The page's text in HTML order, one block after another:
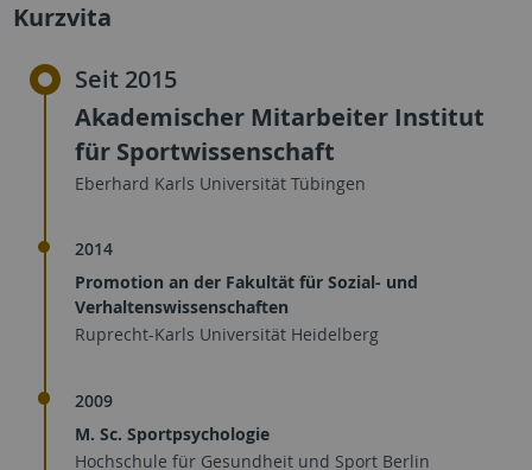
Kurzvita
Seit 2015
Akademischer Mitarbeiter Institut
für Sportwissenschaft
Eberhard Karls Universität Tübingen
2014
Promotion an der Fakultät für Sozial- und
Verhaltenswissenschaften
Ruprecht-Karls Universität Heidelberg
2009
M. Sc. Sportpsychologie
Hochschule für Gesundheit und Sport Berlin